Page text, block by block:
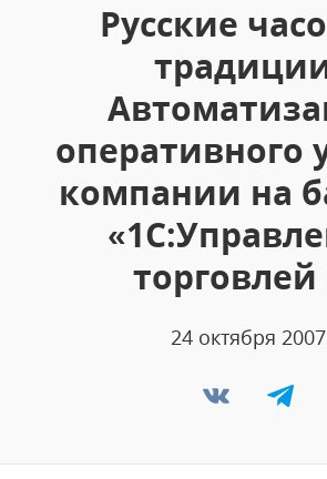
Русские
оперативного
компании на
торговлей
24 октября 2007